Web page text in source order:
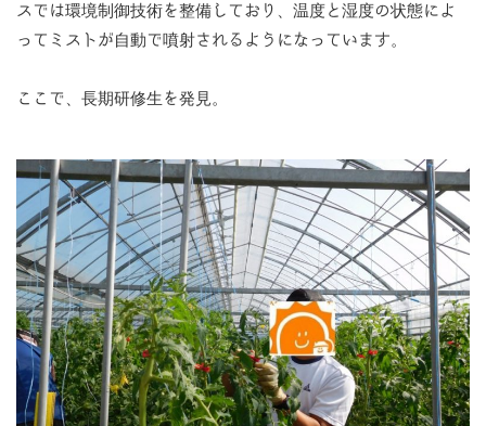
スでは環境制御技術を整備しており、温度と湿度の状態によ
ってミストが自動で噴射されるようになっています。
ここで、長期研修生を発見。